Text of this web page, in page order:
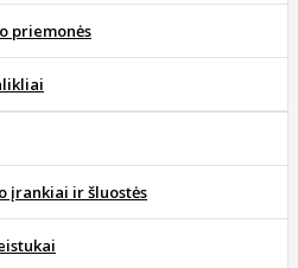
priemonės
įrankiai ir šluostės